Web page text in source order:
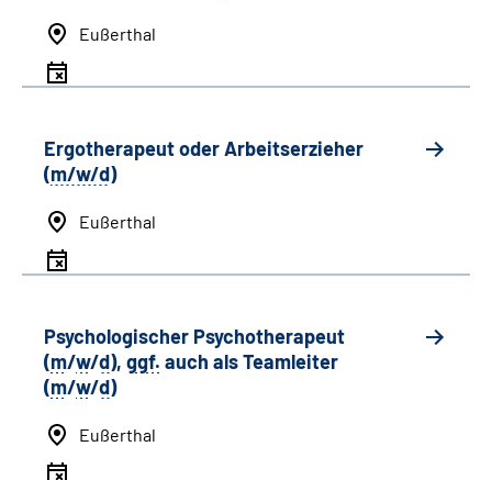
Eußerthal
Ergotherapeut oder Arbeitserzieher
(m/w/d)
Eußerthal
Psychologischer Psychotherapeut
(m/w/d), ggf. auch alsTeamleiter
(m/w/d)
Eußerthal